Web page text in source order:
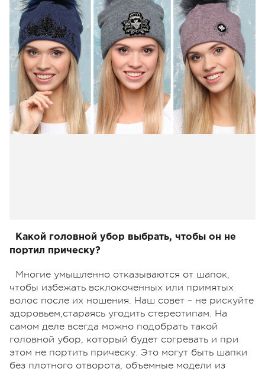
Какой головной убор выбрать, чтобы он не
портил прическу?
Многие умышленно отказываются от шапок,
чтобы избежать всклокоченных или примятых
волос после их ношения. Наш совет – не рискуйте
здоровьем,стараясь угодить стереотипам. На
самом деле всегда можно подобрать такой
головной убор, который будет согревать и при
этом не портить прическу. Это могут быть шапки
без плотного отворота, объемные модели из